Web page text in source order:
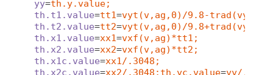
yy=th.y.value;
th.t1.value=tt1=vyt(v,ag,0)/9.8-
th.t2.value=tt2=vyt(v,ag,0)/
th.x1.value=xx1=vxf(v,ag)*tt1;
th.x2.value=xx2=vxf(v,ag)*tt2;
th.x1c.value=xx1/.3048;
th.x2c.value=xx2/.3048;th.yc.value=yy/.3048